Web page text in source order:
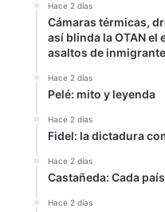
Hace 2 días
Cámaras térmicas,
así blinda la OTAN el
asaltos de
Hace 2 días
Pelé: mito y leyenda
Hace 2 días
Fidel: la dictadura
Hace 2 días
Castañeda: Cada
Hace 2 días